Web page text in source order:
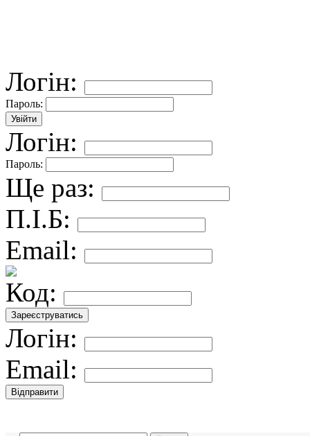
Логін:
Пароль:
Логін:
Пароль:
Ще раз:
П.І.Б:
Email:
Код:
Логін:
Email: